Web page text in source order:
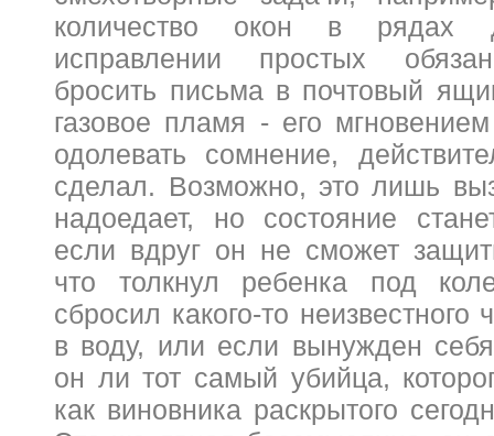
количество окон в
исправлении простых
бросить письма в почтовый
газовое пламя - его
одолевать сомнение,
сделал. Возможно, это лишь
надоедает, но состояние
если вдруг он не сможет
что толкнул ребенка под
сбросил какого-то неизвестного
в воду, или если вынужден
он ли тот самый убийца,
как виновника раскрытого